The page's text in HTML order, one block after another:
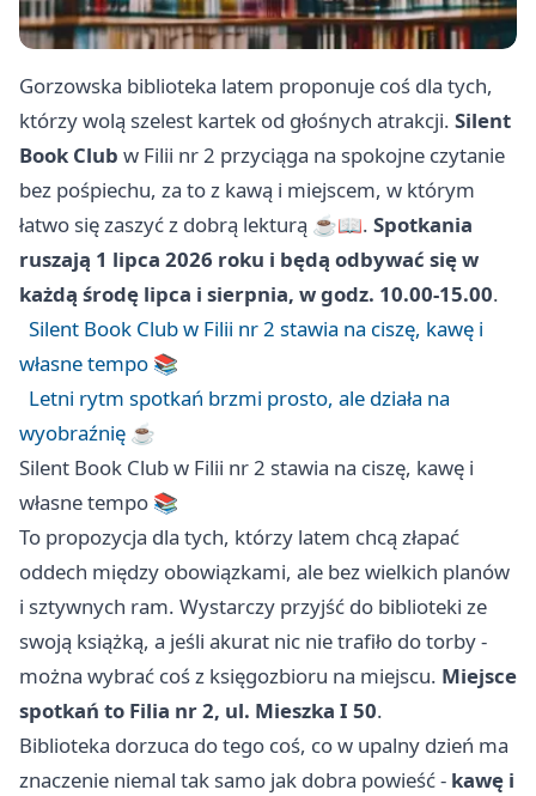
Gorzowska biblioteka latem proponuje coś dla tych,
którzy wolą szelest kartek od głośnych atrakcji. Silent
Book Club w Filii nr 2 przyciąga na spokojne czytanie
bez pośpiechu, za to z kawą i miejscem, w którym
łatwo się zaszyć z dobrą lekturą ☕📖. Spotkania
ruszają 1 lipca 2026 roku i będą odbywać się w
każdą środę lipca i sierpnia, w godz. 10.00-15.00.
Silent Book Club w Filii nr 2 stawia na ciszę, kawę i
własne tempo 📚
Letni rytm spotkań brzmi prosto, ale działa na
wyobraźnię ☕
Silent Book Club w Filii nr 2 stawia na ciszę, kawę i
własne tempo 📚
To propozycja dla tych, którzy latem chcą złapać
oddech między obowiązkami, ale bez wielkich planów
i sztywnych ram. Wystarczy przyjść do biblioteki ze
swoją książką, a jeśli akurat nic nie trafiło do torby -
można wybrać coś z księgozbioru na miejscu. Miejsce
spotkań to Filia nr 2, ul. Mieszka I 50.
Biblioteka dorzuca do tego coś, co w upalny dzień ma
znaczenie niemal tak samo jak dobra powieść - kawę i